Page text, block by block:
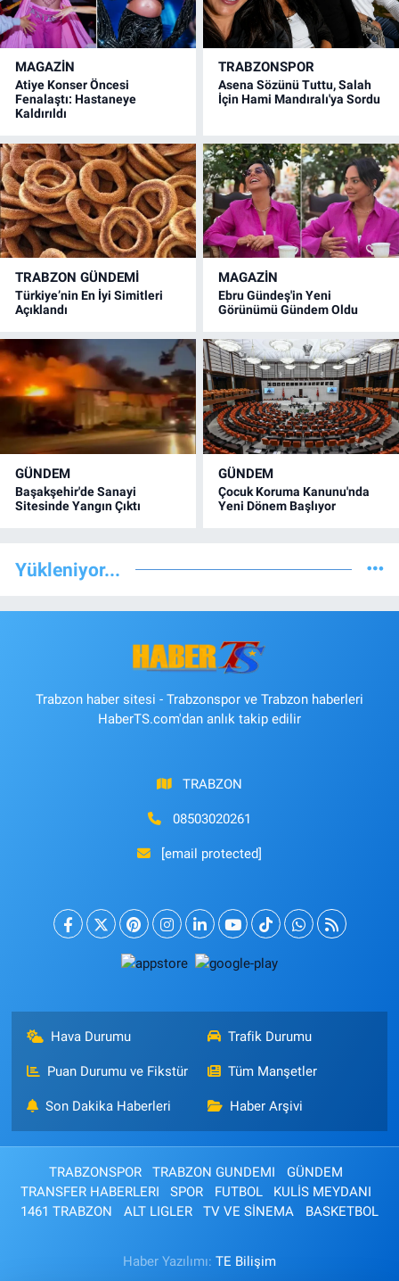
MAGAZİN
Atiye Konser Öncesi
Fenalaştı: Hastaneye
Kaldırıldı
TRABZONSPOR
Asena Sözünü Tuttu, Salah
İçin Hami Mandıralı'ya Sordu
TRABZON GÜNDEMİ
Türkiye’nin En İyi Simitleri
Açıklandı
MAGAZİN
Ebru Gündeş'in Yeni
Görünümü Gündem Oldu
GÜNDEM
Başakşehir'de Sanayi
Sitesinde Yangın Çıktı
GÜNDEM
Çocuk Koruma Kanunu'nda
Yeni Dönem Başlıyor
Yükleniyor...
Trabzon haber sitesi - Trabzonspor ve Trabzon haberleri
HaberTS.com'dan anlık takip edilir
TRABZON
08503020261
[email protected]
Hava Durumu Trafik Durumu
Puan Durumu ve Fikstür Tüm Manşetler
Son Dakika Haberleri Haber Arşivi
TRABZONSPOR TRABZON GUNDEMI
GÜNDEM
TRANSFER HABERLERI
SPOR FUTBOL
KULİS MEYDANI
1461 TRABZON
ALT LIGLER TV VE SİNEMA BASKETBOL
Haber Yazılımı: TE Bilişim